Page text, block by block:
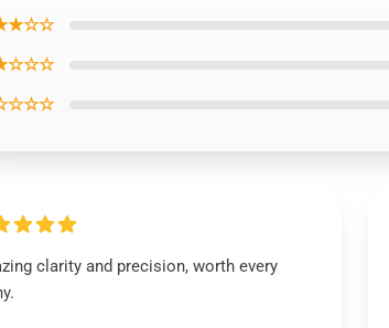
clarity and precision, worth every